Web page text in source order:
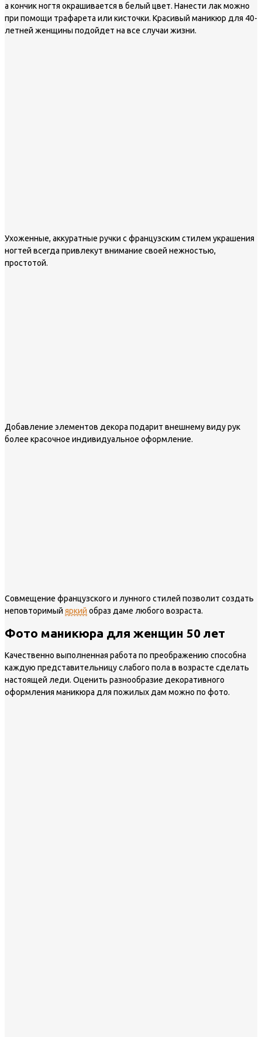
а кончик ногтя окрашивается в белый цвет. Нанести лак можно
при помощи трафарета или кисточки. Красивый маникюр для 40-
летней женщины подойдет на все случаи жизни.
Ухоженные, аккуратные ручки с французским стилем украшения
ногтей всегда привлекут внимание своей нежностью,
простотой.
Добавление элементов декора подарит внешнему виду рук
более красочное индивидуальное оформление.
Совмещение французского и лунного стилей позволит создать
неповторимый яркий образ даме любого возраста.
Фото маникюра для женщин 50 лет
Качественно выполненная работа по преображению способна
каждую представительницу слабого пола в возрасте сделать
настоящей леди. Оценить разнообразие декоративного
оформления маникюра для пожилых дам можно по фото.